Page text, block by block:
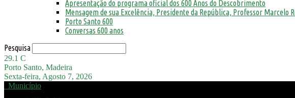
Apresentação do programa oficial dos 600 Anos do Descobrimento
Mensagem de sua Excelência, Presidente da República, Professor Marcelo
Porto Santo 600
Conversas 600 anos
Pesquisa
29.1 C
Porto Santo, Madeira
Sexta-feira, Agosto 7, 2026
Município